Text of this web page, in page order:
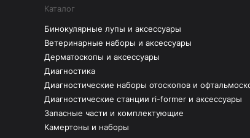
Каталог
Бинокулярные лупы и аксессуары
Ветеринарные наборы и аксессуары
Дерматоскопы и аксессуары
Диагностика
Диагностические наборы отоскопов и
Диагностические станции ri-former и аксессуары
Запасные части и комплектующие
Камертоны и наборы